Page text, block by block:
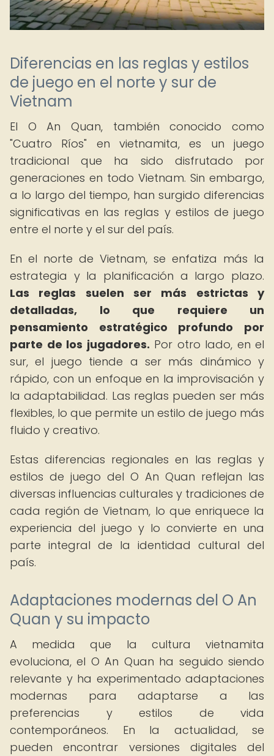
Diferencias en las reglas y estilos
de juego en el norte y sur de
Vietnam
El O An Quan, también conocido como
"Cuatro Ríos" en vietnamita, es un juego
tradicional que ha sido disfrutado por
generaciones en todo Vietnam. Sin embargo,
a lo largo del tiempo, han surgido diferencias
significativas en las reglas y estilos de juego
entre el norte y el sur del país.
En el norte de Vietnam, se enfatiza más la
estrategia y la planificación a largo plazo.
Las reglas suelen ser más estrictas y
detalladas, lo que requiere un
pensamiento estratégico profundo por
parte de los jugadores. Por otro lado, en el
sur, el juego tiende a ser más dinámico y
rápido, con un enfoque en la improvisación y
la adaptabilidad. Las reglas pueden ser más
flexibles, lo que permite un estilo de juego más
fluido y creativo.
Estas diferencias regionales en las reglas y
estilos de juego del O An Quan reflejan las
diversas influencias culturales y tradiciones de
cada región de Vietnam, lo que enriquece la
experiencia del juego y lo convierte en una
parte integral de la identidad cultural del
país.
Adaptaciones modernas del O An
Quan y su impacto
A medida que la cultura vietnamita
evoluciona, el O An Quan ha seguido siendo
relevante y ha experimentado adaptaciones
modernas para adaptarse a las
preferencias y estilos de vida
contemporáneos. En la actualidad, se
pueden encontrar versiones digitales del